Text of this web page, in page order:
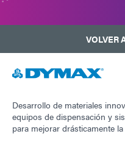
VOLVER
Desarrollo de materiales
equipos de dispensación y
para mejorar drásticamente